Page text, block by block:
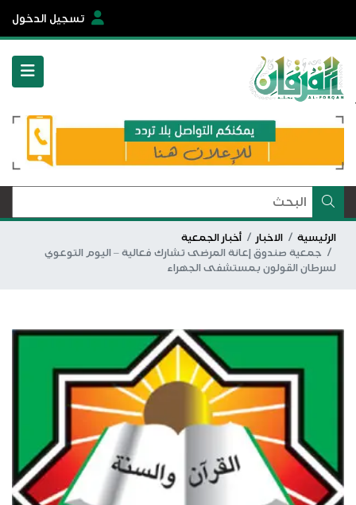
تسجيل الدخول
الرئيسية الاخبار
أخبار الجمعية
جمعية صندوق إعانة المرضى تشارك فعالية – اليوم التوعوي
لسرطان القولون بمستشفى الجهراء